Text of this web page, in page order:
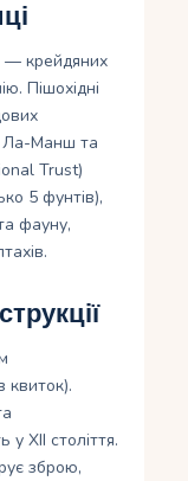
— крейдяних
Пішохідні
Ла-Манш та
Trust)
5 фунтів),
фауну,
квиток).
XII століття.
зброю,